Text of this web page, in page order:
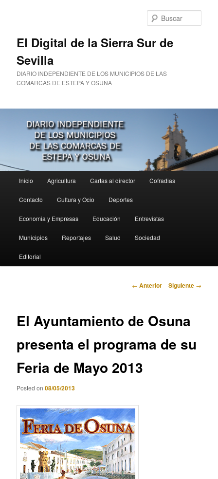
El Digital de la Sierra Sur de
Sevilla
DIARIO INDEPENDIENTE DE LOS MUNICIPIOS DE LAS
COMARCAS DE ESTEPA Y OSUNA
principal
Inicio Agricultura Cartas al director Cofradias
Contacto Cultura y Ocio Deportes
Economia y Empresas Educación Entrevistas
Municipios Reportajes Salud Sociedad
Editorial
Navegación
← Anterior Siguiente →
El Ayuntamiento de Osuna
presenta el programa de su
Feria de Mayo 2013
Posted on08/05/2013